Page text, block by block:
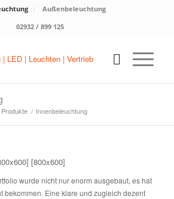
Außenbeleuchtung
02932 / 899 125
Produkte / Innenbeleuchtung
wurde nicht nur enorm ausgebaut, es hat
bekommen. Eine klare und zugleich dezent